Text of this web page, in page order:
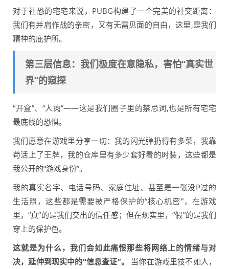
对于社恐的宅宅来说，PUBG构建了一个完美的社交距离：
我们有并肩作战的亲密，又有无需见面的自由，这里,是我们
精神的庇护所。
第三层信息：我们极度在意隐私，害怕“真实世
界”的窥探
“开盒”、“人肉”——这是我们圈子里的禁忌词,也是所有宅宅
最底线的恐惧。
我们愿意在游戏里分享一切：我的闪光弹扔得有多菜，我靠
苟活上了王牌，我的仓库里有多少套好看的时装，这些都是
我公开的“游戏身份”。
我的真实名字、电话号码、家庭住址、甚至是一张没P过的
生活照，这些都是需要被严格保护的“核心机密”，在游戏
里，“真”的是我们交出的信任感；但在现实里，“假”的是我们
穿上的保护色。
这就是为什么，我们会如此痛恨那些将网络上的情绪与对
决，延伸到现实中的“信息查证”。
当你在游戏里技不如人，